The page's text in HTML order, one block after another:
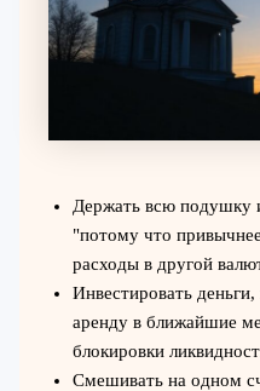
Держать всю подушку
"потому что
расходы в другой
Инвестировать
аренду в ближайшие
блокировки
Смешивать на одном